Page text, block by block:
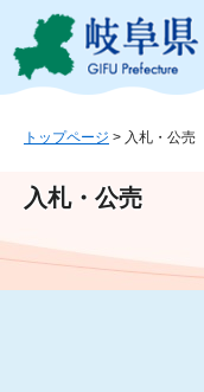
ジ
ュ
文
トップページ > 入札・公売
入札・公売